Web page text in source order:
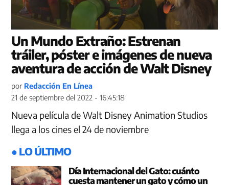
Un Mundo Extraño: Estrenan
tráiler, póster e imágenes de nueva
aventura de acción de Walt Disney
por Redacción En Línea
21 de septiembre del 2022 - 16:45:18
Nueva película de Walt Disney Animation Studios
llega a los cines el 24 de noviembre
● LO ÚLTIMO
Día Internacional del Gato: cuánto
cuesta mantener un gato y cómo un